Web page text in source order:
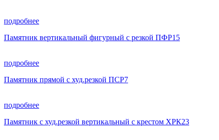
подробнее
Памятник вертикальный фигурный с резкой ПФР15
подробнее
Памятник прямой с худ.резкой ПСР7
подробнее
Памятник с худ.резкой вертикальный с крестом ХРК23